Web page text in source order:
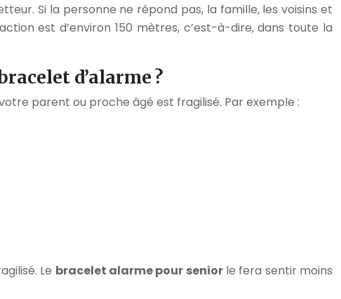
Si la personne ne répond pas, la famille, les voisins et
est d’environ 150 mètres, c’est-à-dire, dans toute la
d’alarme ?
parent ou proche âgé est fragilisé. Par exemple :
Le bracelet alarme pour seniorle fera sentir moins